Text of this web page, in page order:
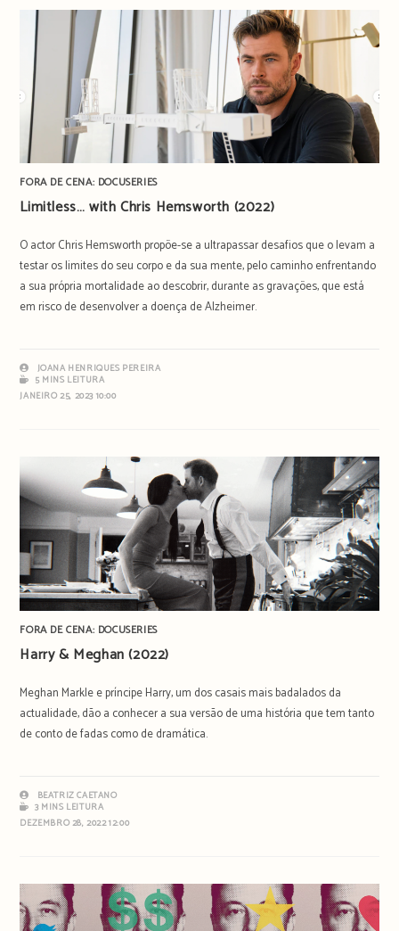
FORA DE CENA: DOCUSERIES
Limitless… with Chris Hemsworth (2022)
O actor Chris Hemsworth propõe-se a ultrapassar desafios que o levam a
testar os limites do seu corpo e da sua mente, pelo caminho enfrentando
a sua própria mortalidade ao descobrir, durante as gravações, que está
em risco de desenvolver a doença de Alzheimer.
JOANA HENRIQUES PEREIRA
5 MINS LEITURA
JANEIRO 25, 2023 10:00
FORA DE CENA: DOCUSERIES
Harry & Meghan (2022)
Meghan Markle e príncipe Harry, um dos casais mais badalados da
actualidade, dão a conhecer a sua versão de uma história que tem tanto
de conto de fadas como de dramática.
BEATRIZ CAETANO
3 MINS LEITURA
DEZEMBRO 28, 2022 12:00